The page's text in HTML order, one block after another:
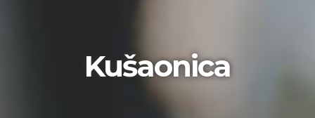
Kušaonica